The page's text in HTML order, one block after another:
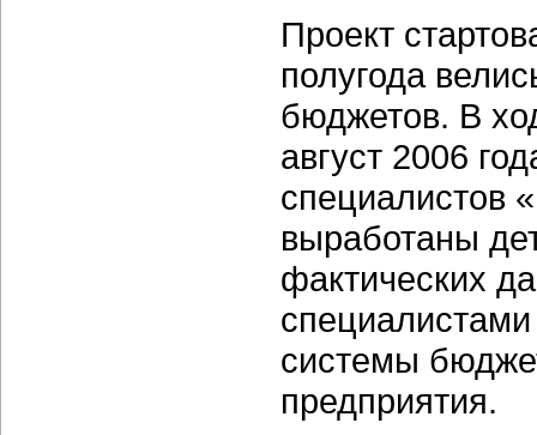
Проект
полугода
бюджетов. В
август 2006
специалистов
выработаны
фактических
системы
предприятия.